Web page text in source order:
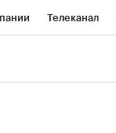
Телеканал